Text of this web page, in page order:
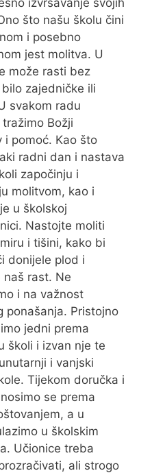
izvršavanje svojih
što našu školu čini
i posebno
jest molitva. U
može rasti bez
zajedničke ili
svakom radu
Božji
i pomoć. Kao što
radni dan i nastava
započinju i
molitvom, kao i
u školskoj
Nastojte moliti
i tišini, kako bi
donijele plod i
naš rast. Ne
i na važnost
ponašanja. Pristojno
jedni prema
školi i izvan nje te
i vanjski
Tijekom doručka i
se prema
a u
u školskim
Učionice treba
ali strogo